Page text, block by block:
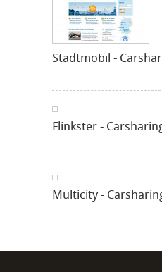
Stadtmobil -
Flinkster -
Multicity -